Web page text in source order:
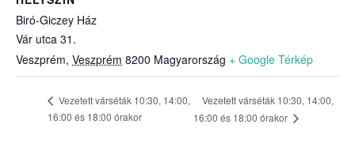
Biró-Giczey Ház
Vár utca 31.
Veszprém, Veszprém 8200 Magyarország + Google Térkép
Vezetett várséták 10:30, 14:00,
16:00 és 18:00 órakor
Vezetett várséták 10:30, 14:00,
16:00 és 18:00 órakor